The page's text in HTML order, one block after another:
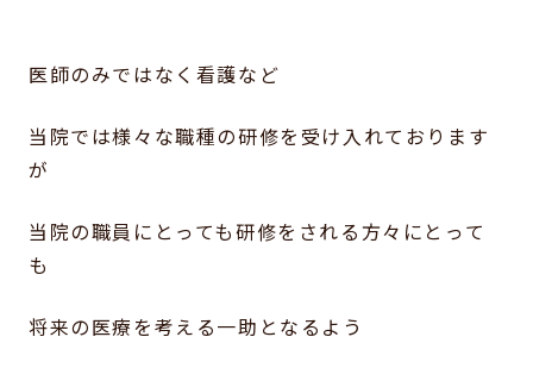
医師のみではなく看護など
当院では様々な職種の研修を受け入れております
が
当院の職員にとっても研修をされる方々にとって
も
将来の医療を考える一助となるよう